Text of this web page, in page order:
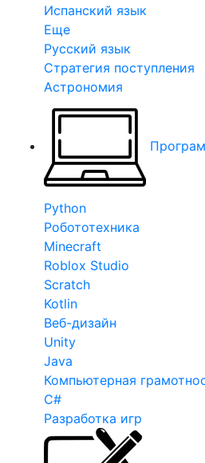
Испанский язык
Еще
Русский язык
Стратегия поступления
Астрономия
Python
Робототехника
Minecraft
Roblox Studio
Scratch
Kotlin
Веб-дизайн
Unity
Java
Компьютерная
C#
Разработка игр